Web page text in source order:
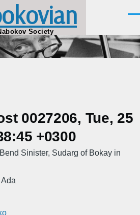
Society
0027206, Tue, 25
+0300
Sinister, Sudarg of Bokay in